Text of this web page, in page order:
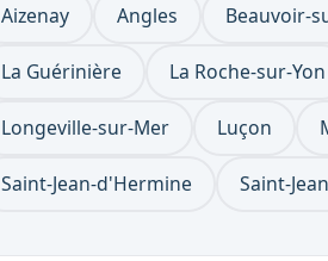
Aizenay Angles Beauvoir-
La Guérinière La Roche-sur-Yon
Longeville-sur-Mer Luçon
Saint-Jean-d'Hermine Saint-